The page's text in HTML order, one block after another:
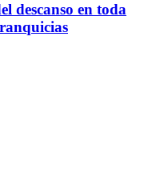
descanso en toda